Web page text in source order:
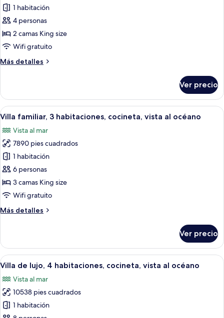
fotos
de
Villa,
2
(Pool)
1 habitación
4 personas
2 camas King size
Wifi gratuito
Más detalles
Más
2
habitaciones
(Pool)
Ver precio
Abrir
todas
las
fotos
de
Villa
familiar,
3
habitaciones,
cocineta,
océano
Una casa moderna con piscina,
13
Villa familiar, 3 habitaciones, cocineta, vista al océano
Vista al mar
7890 pies cuadrados
1 habitación
6 personas
3 camas King size
Wifi gratuito
Más detalles
Más
familiar,
habitaciones,
vista
al
océano
Ver precio
Abrir
todas
las
fotos
de
Ropa de cama de alta calidad y
18
Villa de lujo, 4 habitaciones, cocineta, vista al océano
Vista al mar
10538 pies cuadrados
1 habitación